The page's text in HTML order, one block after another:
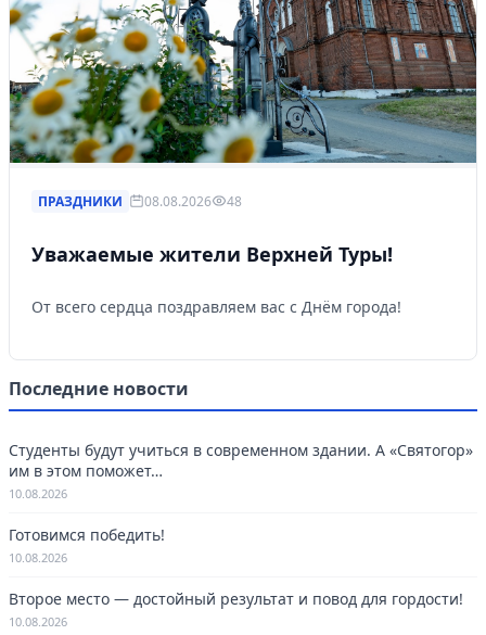
ПРАЗДНИКИ 08.08.2026 48
Уважаемые жители Верхней Туры!
От всего сердца поздравляем вас с Днём города!
Последние новости
Студенты будут учиться в современном здании. А «Святогор»
им в этом поможет…
10.08.2026
Готовимся победить!
10.08.2026
Второе место — достойный результат и повод для гордости!
10.08.2026